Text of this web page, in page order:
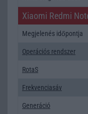
Xiaomi Redmi
Megjelenés időpontja
Operációs rendszer
RotaS
Frekvenciasáv
Generáció